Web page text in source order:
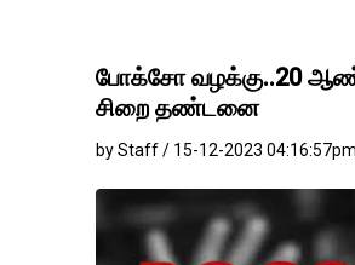
போக்சோ வழக்கு..20
சிறை தண்டனை
by Staff / 15-12-2023 04:16:57pm